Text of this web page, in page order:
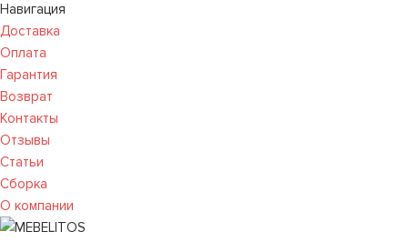
Навигация
Доставка
Оплата
Гарантия
Возврат
Контакты
Отзывы
Статьи
Сборка
О компании